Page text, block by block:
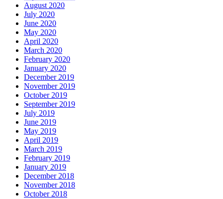
August 2020
July 2020
June 2020
May 2020
April 2020
March 2020
February 2020
January 2020
December 2019
November 2019
October 2019
September 2019
July 2019
June 2019
May 2019
April 2019
March 2019
February 2019
January 2019
December 2018
November 2018
October 2018